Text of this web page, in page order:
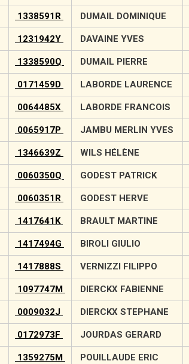
1338591R DUMAIL DOMINIQUE
1231942Y DAVAINE YVES
1338590Q DUMAIL PIERRE
0171459D LABORDE LAURENCE
0064485X LABORDE FRANCOIS
0065917P JAMBU MERLIN YVES
1346639Z WILS HÉLÈNE
0060350Q GODEST PATRICK
0060351R GODEST HERVE
1417641K BRAULT MARTINE
1417494G BIROLI GIULIO
1417888S VERNIZZI FILIPPO
1097747M DIERCKX FABIENNE
0009032J DIERCKX STEPHANE
0172973F JOURDAS GERARD
1359275M POUILLAUDE ERIC